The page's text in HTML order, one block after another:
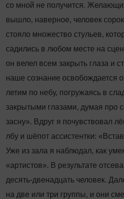
со мной не получится.
вышло, наверное, человек
стояло множество стульев,
садились в любом месте на
он велел всем закрыть глаза и
наше сознание освобождается
летим по небу, погружаясь в
закрытыми глазами, думая про
засну». Вдруг я почувствовал
лбу и шёпот ассистентки:
Уже из зала я наблюдал, как
«артистов». В результате
десять-двенадцать человек.
на две или три группы, и они